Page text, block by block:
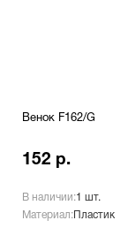
Венок F162/G
152 р.
В наличии:1 шт.
Материал: Пластик